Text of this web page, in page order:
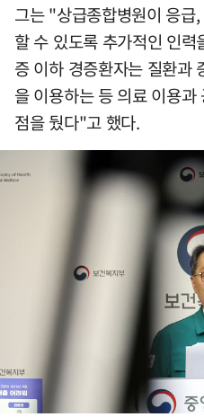
그는 "상급종합병원이 응급
할 수 있도록 추가적인 인
증 이하 경증환자는 질환과
을 이용하는 등 의료 이용
점을 뒀다"고 했다.